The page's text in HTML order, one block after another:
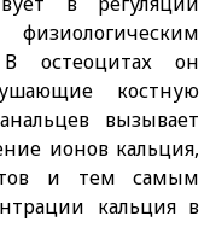
физиологическим
В остеоцитах он
костную
вызывает
ионов кальция,
и тем самым
кальция в